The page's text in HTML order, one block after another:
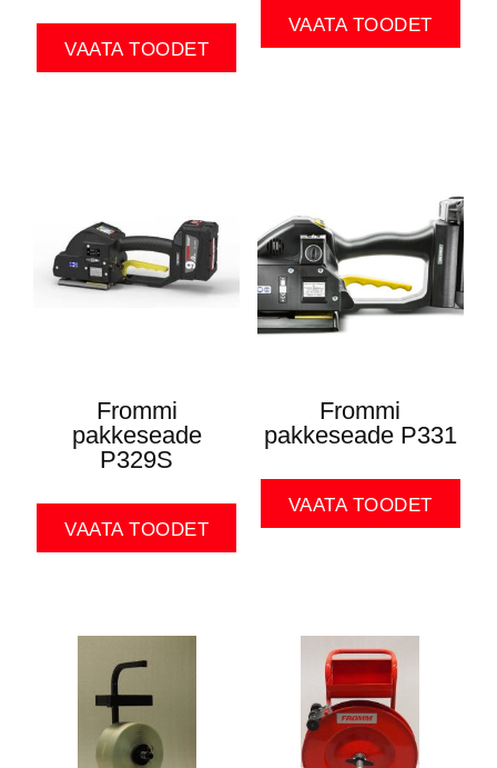
VAATA TOODET
VAATA TOODET
Frommi
pakkeseade
P329S
VAATA TOODET
Frommi
pakkeseade P331
VAATA TOODET